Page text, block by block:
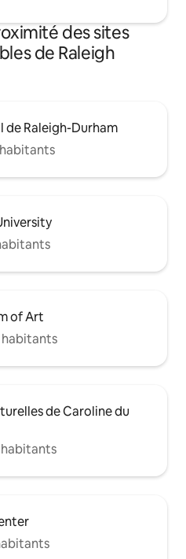
des sites
de Raleigh
Raleigh-Durham
of Art
habitants
de Caroline du
habitants